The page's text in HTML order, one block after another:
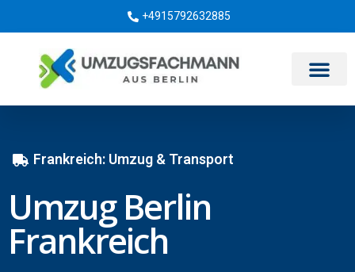
+4915792632885
Frankreich: Umzug & Transport
Umzug Berlin
Frankreich